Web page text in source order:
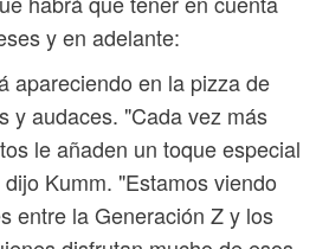
y en adelante:
apareciendo en la pizza de
y audaces. "Cada vez más
le añaden un toque especial
Kumm. "Estamos viendo
entre la Generación Z y los